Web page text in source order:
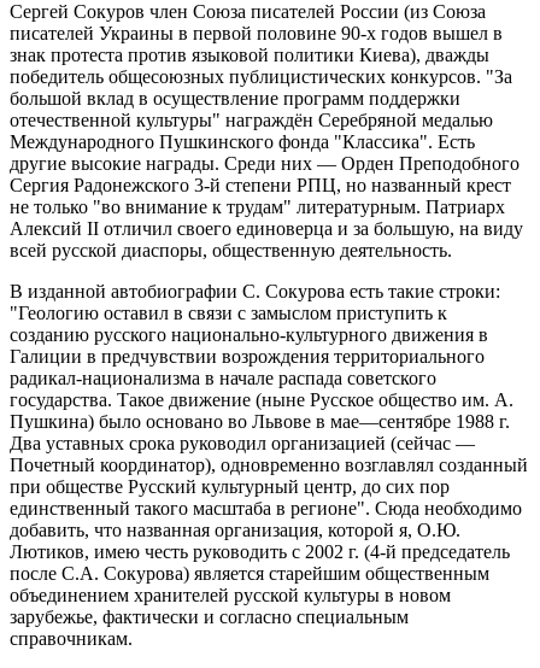
Сергей Сокуров член Союза писателей России (из Союза
писателей Украины в первой половине 90-х годов вышел в
знак протеста против языковой политики Киева), дважды
победитель общесоюзных публицистических конкурсов. "За
большой вклад в осуществление программ поддержки
отечественной культуры" награждён Серебряной медалью
Международного Пушкинского фонда "Классика". Есть
другие высокие награды. Среди них — Орден Преподобного
Сергия Радонежского 3-й степени РПЦ, но названный крест
не только "во внимание к трудам" литературным. Патриарх
Алексий II отличил своего единоверца и за большую, на виду
всей русской диаспоры, общественную деятельность.
В изданной автобиографии С. Сокурова есть такие строки:
"Геологию оставил в связи с замыслом приступить к
созданию русского национально-культурного движения в
Галиции в предчувствии возрождения территориального
радикал-национализма в начале распада советского
государства. Такое движение (ныне Русское общество им. А.
Пушкина) было основано во Львове в мае—сентябре 1988 г.
Два уставных срока руководил организацией (сейчас —
Почетный координатор), одновременно возглавлял созданный
при обществе Русский культурный центр, до сих пор
единственный такого масштаба в регионе". Сюда необходимо
добавить, что названная организация, которой я, О.Ю.
Лютиков, имею честь руководить с 2002 г. (4-й председатель
после С.А. Сокурова) является старейшим общественным
объединением хранителей русской культуры в новом
зарубежье, фактически и согласно специальным
справочникам.